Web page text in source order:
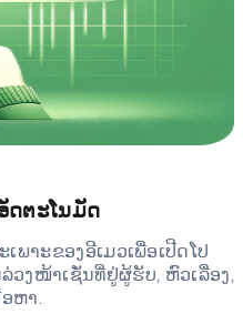
ດຕະໂນມັດ
ພາະຂອງອີເມວເພື່ອເປີດໂປ
ງໜ້າເຊັ່ນທີ່ຢູ່ຜູ້ຮັບ, ຫົວເລື່ອງ,
ຫາ.